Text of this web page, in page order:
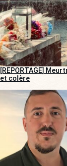
[REPORTAGE]
et colère